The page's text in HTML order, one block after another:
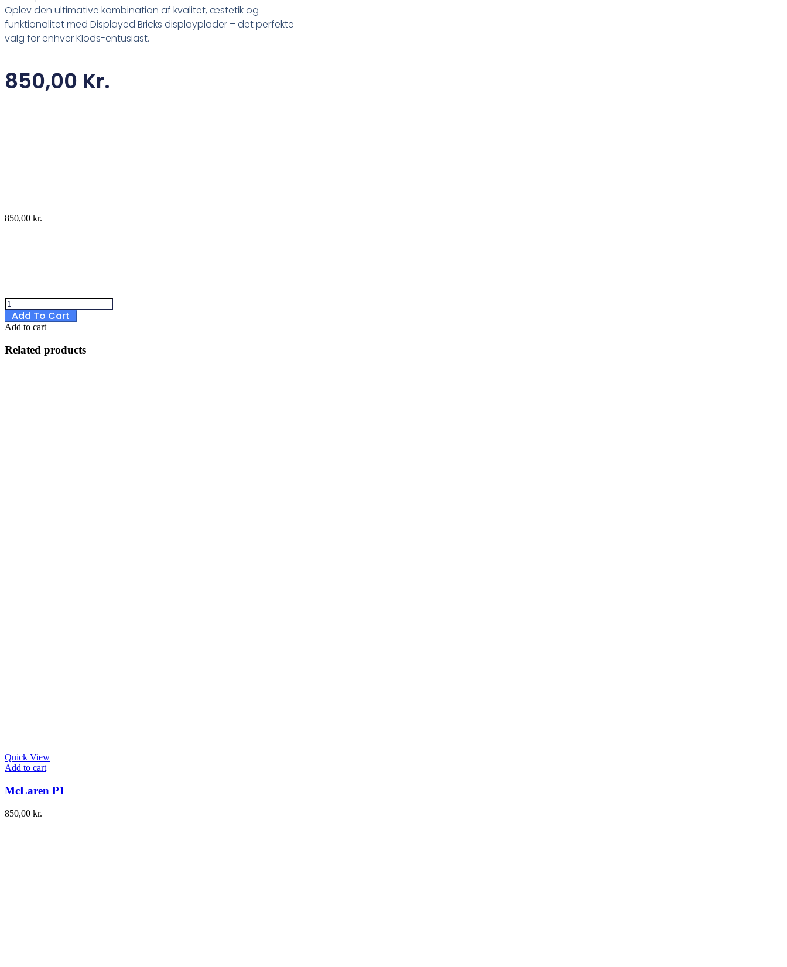
Oplev den ultimative kombination af kvalitet, æstetik og
funktionalitet med Displayed Bricks displayplader – det perfekte
valg for enhver Klods-entusiast.
850,00 Kr.
850,00 kr.
Ferrari
488
GTE
Add To Cart
Add to cart
Related products
Quick View
Add to cart
McLaren P1
850,00 kr.